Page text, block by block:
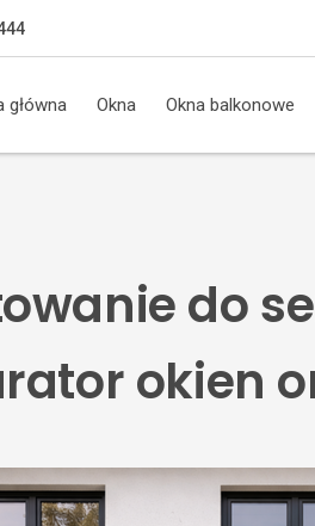
główna Okna Okna balkonowe
do
okien